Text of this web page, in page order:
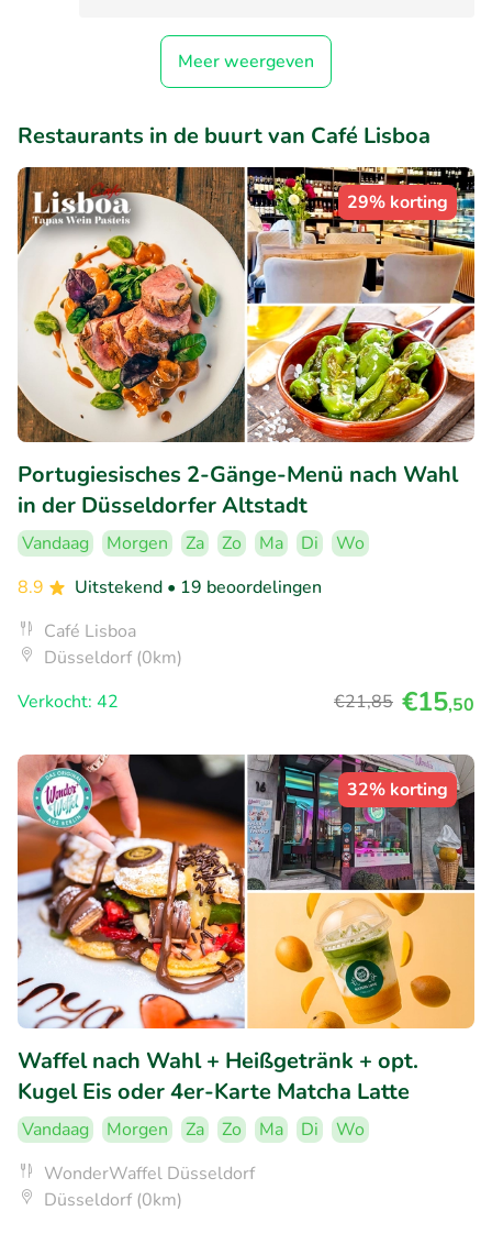
Meer weergeven
Restaurants in de buurt van Café Lisboa
29% korting
Portugiesisches 2-Gänge-Menü nach Wahl
in der Düsseldorfer Altstadt
Vandaag Morgen Za Zo Ma Di
Wo
8.9
Uitstekend • 19 beoordelingen
Café Lisboa
Düsseldorf (0km)
Verkocht: 42
€21,85 €15,50
32% korting
Waffel nach Wahl + Heißgetränk + opt.
Kugel Eis oder 4er-Karte Matcha Latte
Vandaag Morgen Za Zo Ma Di
Wo
WonderWaffel Düsseldorf
Düsseldorf (0km)